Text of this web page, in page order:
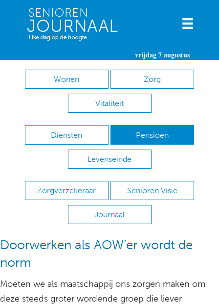
vrijdag 7 augustus
Wonen Zorg
Vitaliteit
Diensten Pensioen
Levenseinde
Zorgverzekeraar Senioren Visie
Journaal
Doorwerken als AOW’er wordt de
norm
Moeten we als maatschappij ons zorgen maken om
deze steeds groter wordende groep die liever